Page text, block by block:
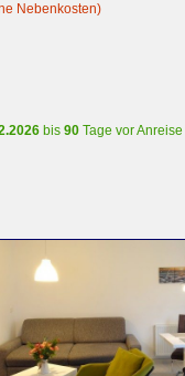
bis90Tage vor Anreise20